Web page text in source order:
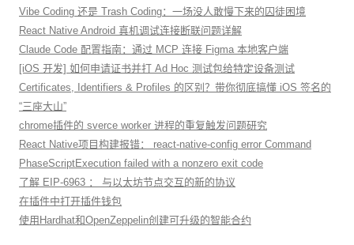
Vibe Coding 还是 Trash Coding：一场没人敢慢下来的囚徒困境
React Native Android 真机调试连接断联问题详解
Claude Code 配置指南：通过 MCP 连接 Figma 本地客户端
[iOS 开发] 如何申请证书并打 Ad Hoc 测试包给特定设备测试
Certificates, Identifiers & Profiles 的区别？带你彻底搞懂 iOS 签名的
“三座大山”
chrome插件的 sverce worker 进程的重复触发问题研究
React Native项目构建报错： react-native-config error Command
PhaseScriptExecution failed with a nonzero exit code
了解 EIP-6963 ： 与以太坊节点交互的新的协议
在插件中打开插件钱包
使用Hardhat和OpenZeppelin创建可升级的智能合约